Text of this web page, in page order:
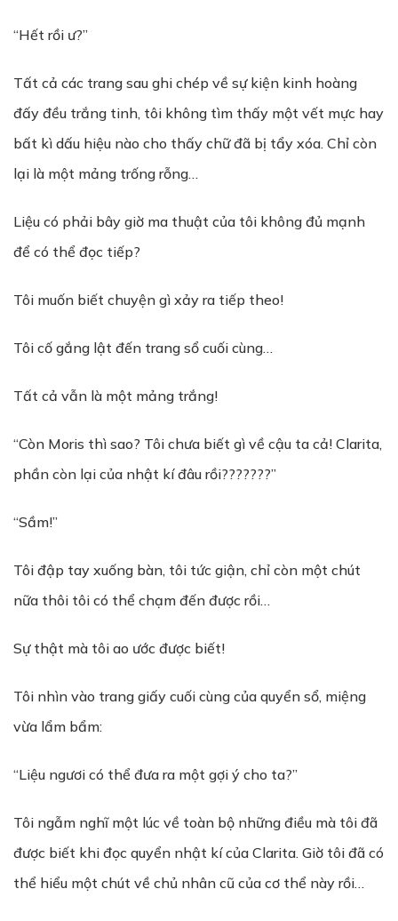
“Hết rồi ư?”
Tất cả các trang sau ghi chép về sự kiện kinh hoàng
đấy đều trắng tinh, tôi không tìm thấy một vết mực hay
bất kì dấu hiệu nào cho thấy chữ đã bị tẩy xóa. Chỉ còn
lại là một mảng trống rỗng…
Liệu có phải bây giờ ma thuật của tôi không đủ mạnh
để có thể đọc tiếp?
Tôi muốn biết chuyện gì xảy ra tiếp theo!
Tôi cố gắng lật đến trang sổ cuối cùng…
Tất cả vẫn là một mảng trắng!
“Còn Moris thì sao? Tôi chưa biết gì về cậu ta cả! Clarita,
phần còn lại của nhật kí đâu rồi???????”
“Sầm!”
Tôi đập tay xuống bàn, tôi tức giận, chỉ còn một chút
nữa thôi tôi có thể chạm đến được rồi…
Sự thật mà tôi ao ước được biết!
Tôi nhìn vào trang giấy cuối cùng của quyển sổ, miệng
vừa lẩm bẩm:
“Liệu ngươi có thể đưa ra một gợi ý cho ta?”
Tôi ngẫm nghĩ một lúc về toàn bộ những điều mà tôi đã
được biết khi đọc quyển nhật kí của Clarita. Giờ tôi đã có
thể hiểu một chút về chủ nhân cũ của cơ thể này rồi…